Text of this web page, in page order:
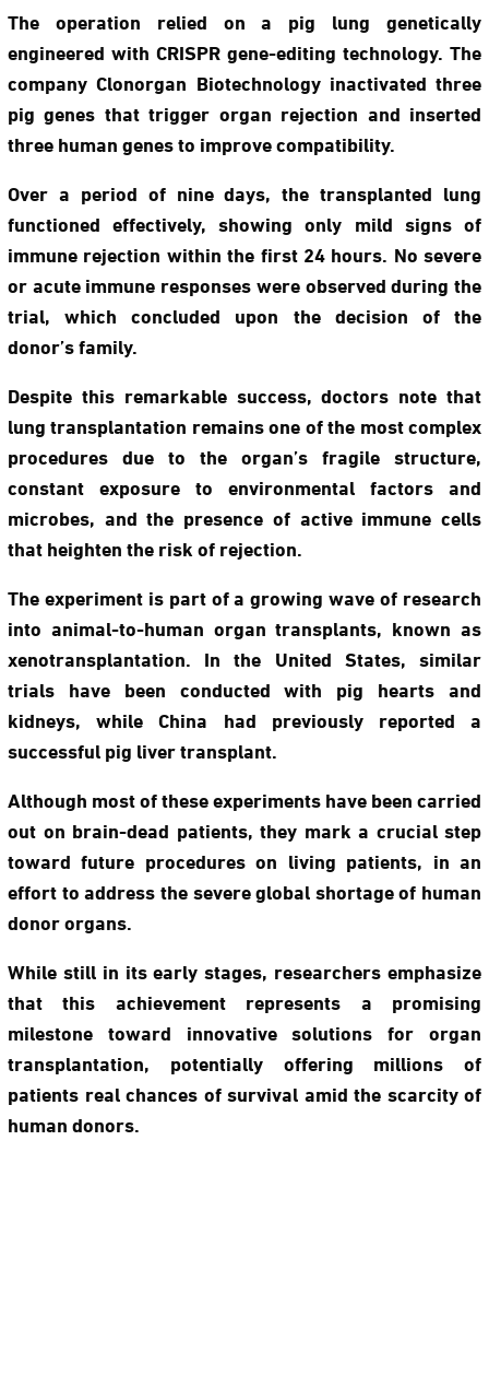
The operation relied on a pig lung genetically
engineered with CRISPR gene-editing technology. The
company Clonorgan Biotechnology inactivated three
pig genes that trigger organ rejection and inserted
three human genes to improve compatibility.
Over a period of nine days, the transplanted lung
functioned effectively, showing only mild signs of
immune rejection within the first 24 hours. No severe
or acute immune responses were observed during the
trial, which concluded upon the decision of the
donor’s family.
Despite this remarkable success, doctors note that
lung transplantation remains one of the most complex
procedures due to the organ’s fragile structure,
constant exposure to environmental factors and
microbes, and the presence of active immune cells
that heighten the risk of rejection.
The experiment is part of a growing wave of research
into animal-to-human organ transplants, known as
xenotransplantation. In the United States, similar
trials have been conducted with pig hearts and
kidneys, while China had previously reported a
successful pig liver transplant.
Although most of these experiments have been carried
out on brain-dead patients, they mark a crucial step
toward future procedures on living patients, in an
effort to address the severe global shortage of human
donor organs.
While still in its early stages, researchers emphasize
that this achievement represents a promising
milestone toward innovative solutions for organ
transplantation, potentially offering millions of
patients real chances of survival amid the scarcity of
human donors.